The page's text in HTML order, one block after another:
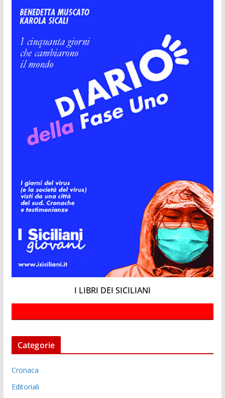
I LIBRI DEI SICILIANI
Categorie
Cronaca
Editoriali